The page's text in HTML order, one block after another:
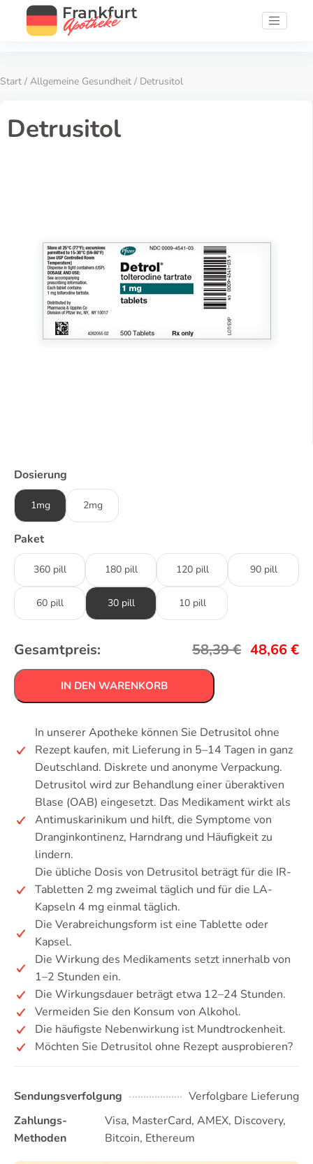
Start / Allgemeine Gesundheit / Detrusitol
Detrusitol
Dosierung
1mg 2mg
Paket
360 pill 180 pill 120 pill 90 pill
60 pill 30 pill 10 pill
Gesamtpreis: 58,39€ 48,66€
IN DEN WARENKORB
In unserer Apotheke können Sie Detrusitol ohne
Rezept kaufen, mit Lieferung in 5–14 Tagen in ganz
Deutschland. Diskrete und anonyme Verpackung.
Detrusitol wird zur Behandlung einer überaktiven
Blase (OAB) eingesetzt. Das Medikament wirkt als
Antimuskarinikum und hilft, die Symptome von
Dranginkontinenz, Harndrang und Häufigkeit zu
lindern.
Die übliche Dosis von Detrusitol beträgt für die IR-
Tabletten 2 mg zweimal täglich und für die LA-
Kapseln 4 mg einmal täglich.
Die Verabreichungsform ist eine Tablette oder
Kapsel.
Die Wirkung des Medikaments setzt innerhalb von
1–2 Stunden ein.
Die Wirkungsdauer beträgt etwa 12–24 Stunden.
Vermeiden Sie den Konsum von Alkohol.
Die häufigste Nebenwirkung ist Mundtrockenheit.
Möchten Sie Detrusitol ohne Rezept ausprobieren?
Sendungsverfolgung
Verfolgbare Lieferung
Zahlungs-
Methoden
Visa, MasterCard, AMEX, Discovery,
Bitcoin, Ethereum